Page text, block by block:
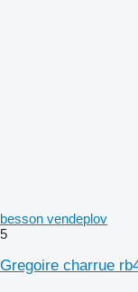
besson vendeplov
5
Gregoire charrue